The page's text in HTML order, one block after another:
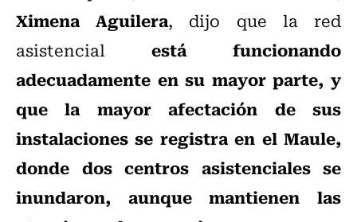
Ximena Aguilera, dijo que la red
asistencial está funcionando
adecuadamente en su mayor parte, y
que la mayor afectación de sus
instalaciones se registra en el Maule,
donde dos centros asistenciales se
inundaron, aunque mantienen las